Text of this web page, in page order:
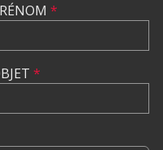
*
*